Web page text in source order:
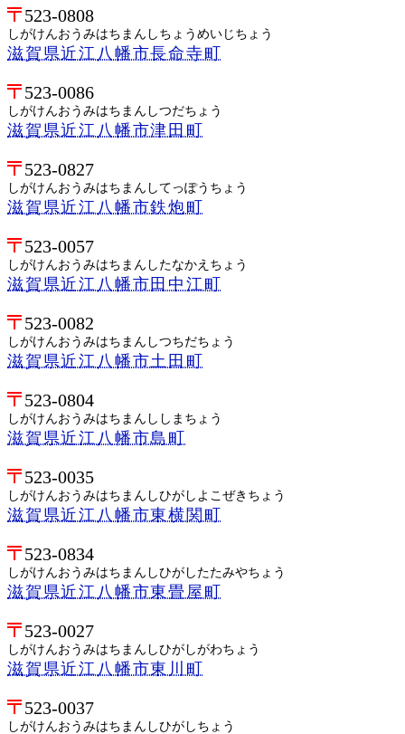
523-0808
しがけんおうみはちまんしちょうめいじちょう
滋賀県近江八幡市長命寺町
523-0086
しがけんおうみはちまんしつだちょう
滋賀県近江八幡市津田町
523-0827
しがけんおうみはちまんしてっぽうちょう
滋賀県近江八幡市鉄炮町
523-0057
しがけんおうみはちまんしたなかえちょう
滋賀県近江八幡市田中江町
523-0082
しがけんおうみはちまんしつちだちょう
滋賀県近江八幡市土田町
523-0804
しがけんおうみはちまんししまちょう
滋賀県近江八幡市島町
523-0035
しがけんおうみはちまんしひがしよこぜきちょう
滋賀県近江八幡市東横関町
523-0834
しがけんおうみはちまんしひがしたたみやちょう
滋賀県近江八幡市東畳屋町
523-0027
しがけんおうみはちまんしひがしがわちょう
滋賀県近江八幡市東川町
523-0037
しがけんおうみはちまんしひがしちょう